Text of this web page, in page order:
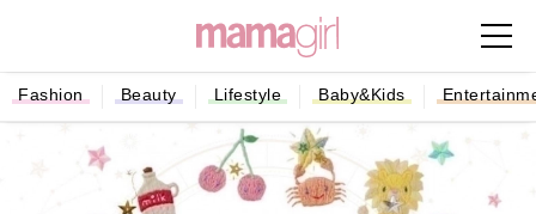
Fashion Beauty Lifestyle Baby&Kids